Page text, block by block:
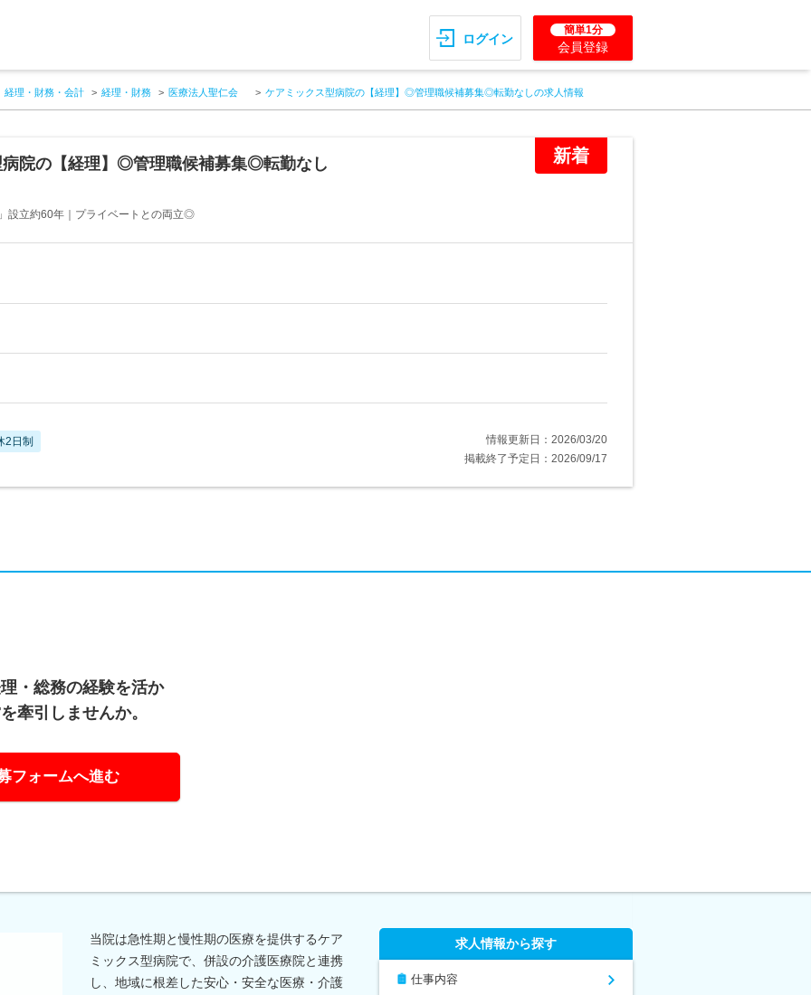
ログイン
簡単1分
会員登録
経理・財務・会計 経理・財務 医療法人聖仁会 ケアミックス型病院の【経理】◎管理職候補募集◎転勤なしの求人情報
新着
病院の【経理】◎管理職候補募集◎転勤なし
設立約60年｜プライベートとの両立◎
2日制
情報更新日：2026/03/20
掲載終了予定日：2026/09/17
・総務の経験を活か
牽引しませんか。
フォームへ進む
当院は急性期と慢性期の医療を提供するケア
ミックス型病院で、併設の介護医療院と連携
し、地域に根差した安心・安全な医療・介護
求人情報から探す
仕事内容